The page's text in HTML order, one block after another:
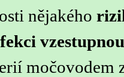
nějakého
vzestupnou
močovodem